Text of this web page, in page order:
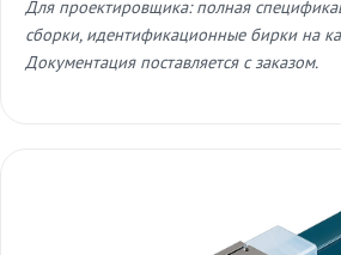
Для проектировщика: полная
сборки, идентификационные бирки на
Документация поставляется с заказом.